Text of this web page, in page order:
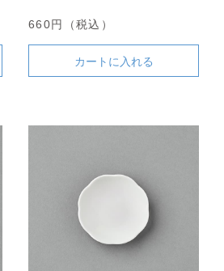
660円（税込）
カートに入れる